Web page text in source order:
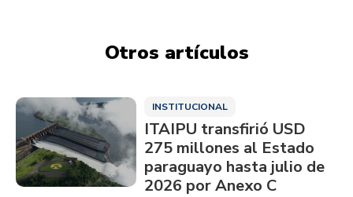
Otros artículos
INSTITUCIONAL
ITAIPU transfirió USD
275 millones al Estado
paraguayo hasta julio de
2026 por Anexo C